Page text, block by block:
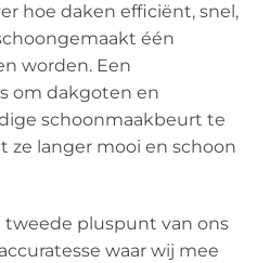
hoe daken efficiënt, snel,
één
worden. Een
om dakgoten en
schoonmaakbeurt te
ze langer mooi en schoon
tweede pluspunt van ons
waar wij mee